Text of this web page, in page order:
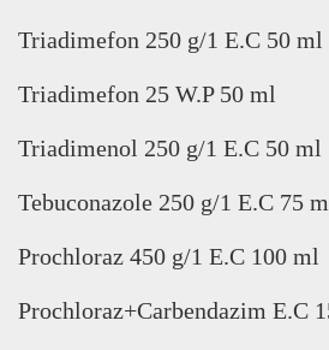
Triadimefon 250 g/1 E.C 50 ml
Triadimefon 25 W.P 50 ml
Triadimenol 250 g/1 E.C 50 ml
Tebuconazole 250 g/1 E.C 75
Prochloraz 450 g/1 E.C 100 ml
Prochloraz+Carbendazim E.C